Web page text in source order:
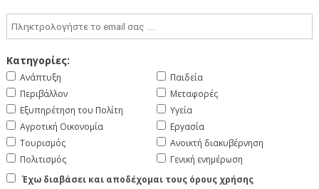
Κατηγορίες:
Ανάπτυξη
Περιβάλλον
Εξυπηρέτηση του Πολίτη
Αγροτική Οικονομία
Τουρισμός
Πολιτισμός
Παιδεία
Μεταφορές
Υγεία
Εργασία
Ανοικτή διακυβέρνηση
Γενική ενημέρωση
Έχω διαβάσει και αποδέχομαι τους όρους χρήσης